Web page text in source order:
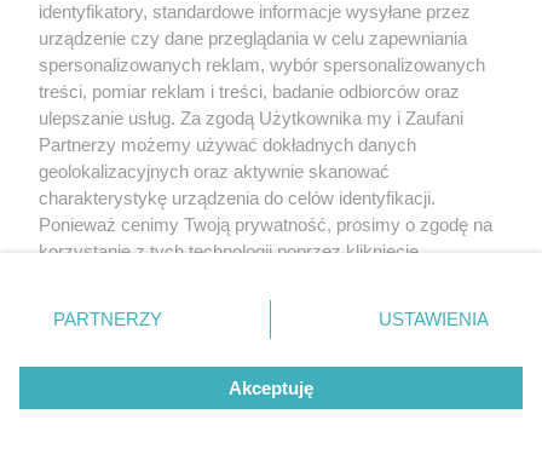
identyfikatory, standardowe informacje wysyłane przez
urządzenie czy dane przeglądania w celu zapewniania
spersonalizowanych reklam, wybór spersonalizowanych
treści, pomiar reklam i treści, badanie odbiorców oraz
ulepszanie usług. Za zgodą Użytkownika my i Zaufani
Partnerzy możemy używać dokładnych danych
geolokalizacyjnych oraz aktywnie skanować
charakterystykę urządzenia do celów identyfikacji.
Ponieważ cenimy Twoją prywatność, prosimy o zgodę na
korzystanie z tych technologii poprzez kliknięcie
zmienić/wycofać klikając przycisk ustawień prywatności
znajdujący się w lewym dolnym rogu strony
rodzaje przetwarzania danych nie wymagają zgody
użytkownika, ale masz prawo sprzeciwić się takiemu
przetwarzaniu. Preferencje będą miały zastosowanie tylko
PARTNERZY USTAWIENIA
Akceptuję